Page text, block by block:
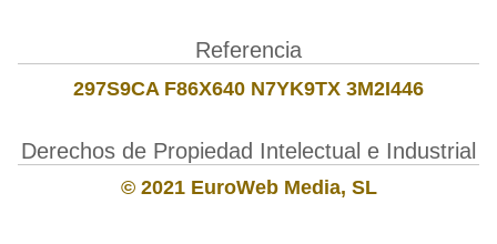
Referencia
297S9CA F86X640 N7YK9TX 3M2I446
Derechos de Propiedad Intelectual e Industrial
© 2021 EuroWeb Media, SL